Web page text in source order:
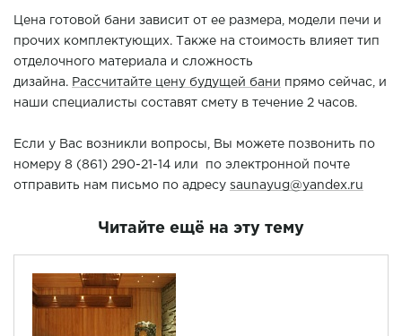
Цена готовой бани зависит от ее размера, модели печи и
прочих комплектующих. Также на стоимость влияет тип
отделочного материала и сложность
дизайна. Рассчитайте цену будущей бани прямо сейчас, и
наши специалисты составят смету в течение 2 часов.
Если у Вас возникли вопросы, Вы можете позвонить по
номеру 8 (861) 290-21-14 или по электронной почте
отправить нам письмо по адресу saunayug@yandex.ru
Читайте ещё на эту тему